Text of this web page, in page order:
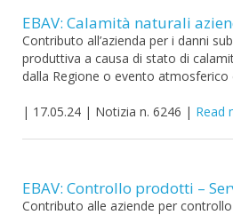
EBAV: Calamità naturali
Contributo all’azienda per i danni
produttiva a causa di stato di
dalla Regione o evento atmosferico
| 17.05.24 | Notizia n. 6246 | Read
EBAV: Controllo prodotti –
Contributo alle aziende per